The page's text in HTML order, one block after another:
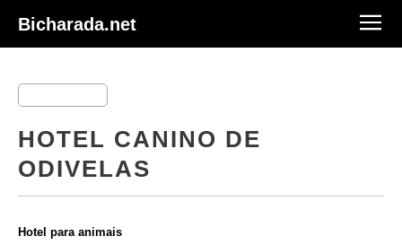
Bicharada.net
HOTEL CANINO DE
ODIVELAS
Hotel para animais